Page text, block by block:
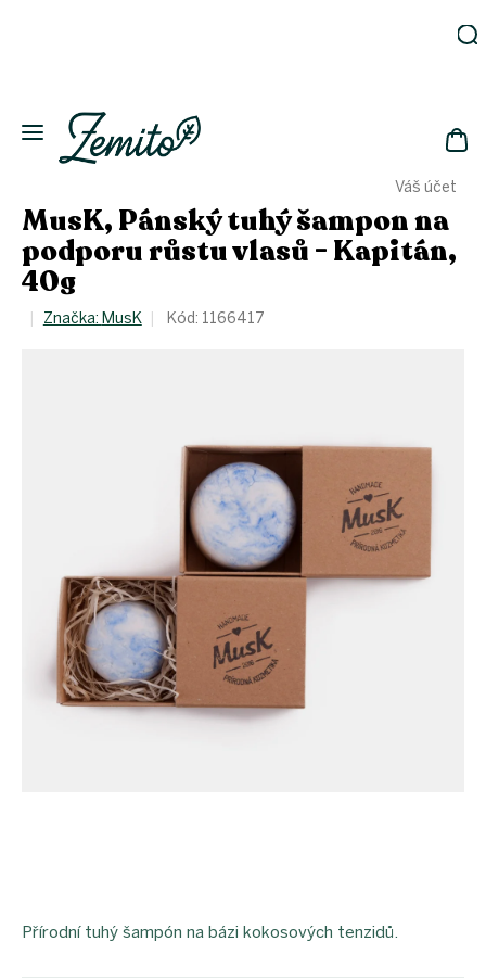
Váš účet
Eko
domácnost
Kosmetika
láhve
Akce
Zachraň
MusK, Pánský tuhý šampon na
podporu růstu vlasů - Kapitán,
40g
Značka: MusK Kód: 1166417
Přírodní tuhý šampón na bázi kokosových tenzidů.